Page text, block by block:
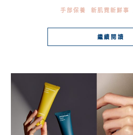
手部保養 新肌霓新鮮事
繼續閱讀